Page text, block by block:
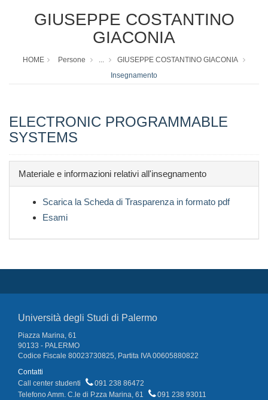
GIUSEPPE COSTANTINO
GIACONIA
HOME Persone ...
GIUSEPPE COSTANTINO GIACONIA
Insegnamento
ELECTRONIC PROGRAMMABLE
SYSTEMS
Materiale e informazioni relativi all'insegnamento
Scarica la Scheda di Trasparenza in formato pdf
Esami
Università degli Studi di Palermo
Piazza Marina, 61
90133 - PALERMO
Codice Fiscale 80023730825, Partita IVA 00605880822
Contatti
Call center studenti
091 238 86472
Telefono Amm. C.le di P.zza Marina, 61
091 238 93011